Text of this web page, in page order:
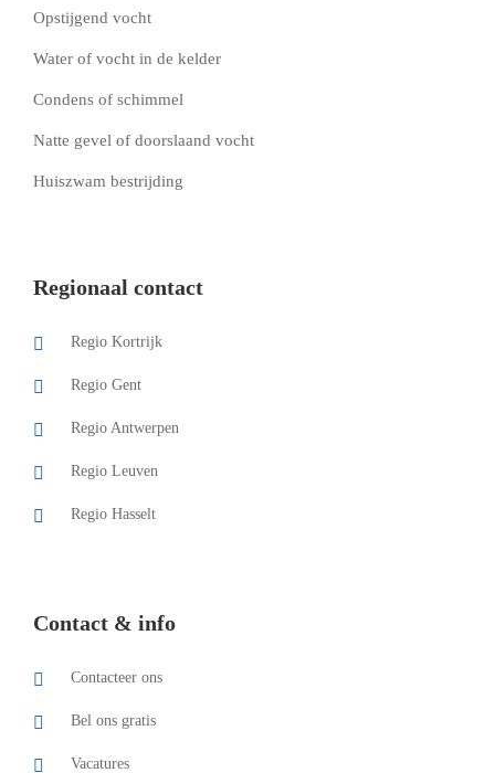
Opstijgend vocht
Water of vocht in de kelder
Condens of schimmel
Natte gevel of doorslaand vocht
Huiszwam bestrijding
Regionaal contact
Regio Kortrijk
Regio Gent
Regio Antwerpen
Regio Leuven
Regio Hasselt
Contact & info
Contacteer ons
Bel ons gratis
Vacatures